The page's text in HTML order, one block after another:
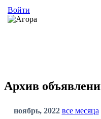
Войти
Архив
ноябрь, 2022 все месяца